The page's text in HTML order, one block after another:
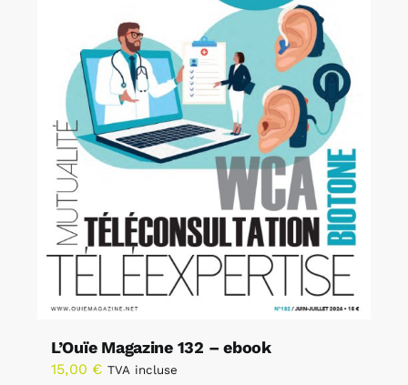
L’Ouïe Magazine 132 – ebook
15,00 € TVA incluse